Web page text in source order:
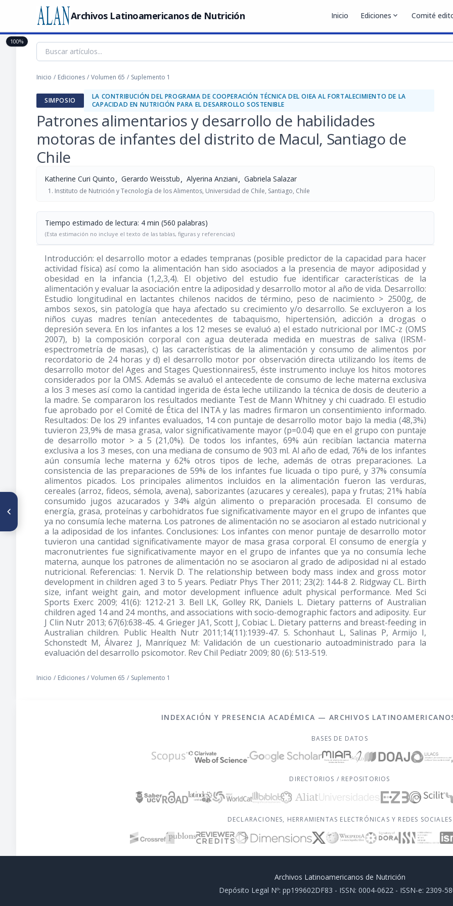
Archivos Latinoamericanos de Nutrición Inicio Ediciones expand_more Comité
Inicio / Ediciones / Volumen 65 / Suplemento 1
SIMPOSIO
LA CONTRIBUCIÓN DEL PROGRAMA DE COOPERACIÓN TÉCNICA DEL OIEA AL FORTALECIMIENTO DE LA
CAPACIDAD EN NUTRICIÓN PARA EL DESARROLLO SOSTENIBLE
Patrones alimentarios y desarrollo de habilidades
motoras de infantes del distrito de Macul, Santiago de
Chile
Katherine Curi Quinto, Gerardo Weisstub, Alyerina Anziani, Gabriela Salazar
Instituto de Nutrición y Tecnología de los Alimentos, Universidad de Chile, Santiago, Chile
Tiempo estimado de lectura: 4 min (560 palabras)
(Esta estimación no incluye el texto de las tablas, figuras y referencias)
Introducción: el desarrollo motor a edades tempranas (posible predictor de la capacidad para hacer
actividad física) así como la alimentación han sido asociados a la presencia de mayor adiposidad y
obesidad en la infancia (1,2,3,4). El objetivo del estudio fue identificar características de la
alimentación y evaluar la asociación entre la adiposidad y desarrollo motor al año de vida. Desarrollo:
Estudio longitudinal en lactantes chilenos nacidos de término, peso de nacimiento > 2500g, de
ambos sexos, sin patología que haya afectado su crecimiento y/o desarrollo. Se excluyeron a los
niños cuyas madres tenían antecedentes de tabaquismo, hipertensión, adicción a drogas o
depresión severa. En los infantes a los 12 meses se evaluó a) el estado nutricional por IMC-z (OMS
2007), b) la composición corporal con agua deuterada medida en muestras de saliva (IRSM-
espectrometría de masas), c) las características de la alimentación y consumo de alimentos por
recordatorio de 24 horas y d) el desarrollo motor por observación directa utilizando los ítems de
desarrollo motor del Ages and Stages Questionnaires5, éste instrumento incluye los hitos motores
considerados por la OMS. Además se avaluó el antecedente de consumo de leche materna exclusiva
a los 3 meses así como la cantidad ingerida de ésta leche utilizando la técnica de dosis de deuterio a
la madre. Se compararon los resultados mediante Test de Mann Whitney y chi cuadrado. El estudio
fue aprobado por el Comité de Ética del INTA y las madres firmaron un consentimiento informado.
Resultados: De los 29 infantes evaluados, 14 con puntaje de desarrollo motor bajo la media (48,3%)
tuvieron 23,9% de masa grasa, valor significativamente mayor (p=0.04) que en el grupo con puntaje
de desarrollo motor > a 5 (21,0%). De todos los infantes, 69% aún recibían lactancia materna
exclusiva a los 3 meses, con una mediana de consumo de 903 ml. Al año de edad, 76% de los infantes
aún consumía leche materna y 62% otros tipos de leche, además de otras preparaciones. La
consistencia de las preparaciones de 59% de los infantes fue licuada o tipo puré, y 37% consumía
alimentos picados. Los principales alimentos incluidos en la alimentación fueron las verduras,
cereales (arroz, fideos, sémola, avena), saborizantes (azucares y cereales), papa y frutas; 21% había
consumido jugos azucarados y 34% algún alimento o preparación procesada. El consumo de
energía, grasa, proteínas y carbohidratos fue significativamente mayor en el grupo de infantes que
ya no consumía leche materna. Los patrones de alimentación no se asociaron al estado nutricional y
a la adiposidad de los infantes. Conclusiones: Los infantes con menor puntaje de desarrollo motor
tuvieron una cantidad significativamente mayor de masa grasa corporal. El consumo de energía y
macronutrientes fue significativamente mayor en el grupo de infantes que ya no consumía leche
materna, aunque los patrones de alimentación no se asociaron al grado de adiposidad ni al estado
nutricional. Referencias: 1. Nervik D. The relationship between body mass index and gross motor
development in children aged 3 to 5 years. Pediatr Phys Ther 2011; 23(2): 144-8 2. Ridgway CL. Birth
size, infant weight gain, and motor development influence adult physical performance. Med Sci
Sports Exerc 2009; 41(6): 1212-21 3. Bell LK, Golley RK, Daniels L. Dietary patterns of Australian
children aged 14 and 24 months, and associations with socio-demographic factors and adiposity. Eur
J Clin Nutr 2013; 67(6):638-45. 4. Grieger JA1, Scott J, Cobiac L. Dietary patterns and breast-feeding in
Australian children. Public Health Nutr 2011;14(11):1939-47. 5. Schonhaut L, Salinas P, Armijo I,
Schonstedt M, Álvarez J, Manríquez M: Validación de un cuestionario autoadministrado para la
evaluación del desarrollo psicomotor. Rev Chil Pediatr 2009; 80 (6): 513-519.
Inicio / Ediciones / Volumen 65 / Suplemento 1
100%
ARTÍCULO ANTERIOR
Terapia nutricional en el post-
operatorio: ¿a quiénes, cómo,
cuándo y por qué?
INDEXACIÓN Y PRESENCIA ACADÉMICA — ARCHIVOS
BASES DE DATOS
DIRECTORIOS / REPOSITORIOS
DECLARACIONES, HERRAMIENTAS ELECTRÓNICAS Y REDES SOCIALES
Archivos Latinoamericanos de Nutrición
Depósito Legal Nº: pp199602DF83 - ISSN: 0004-0622 - ISSN-e: 2309-